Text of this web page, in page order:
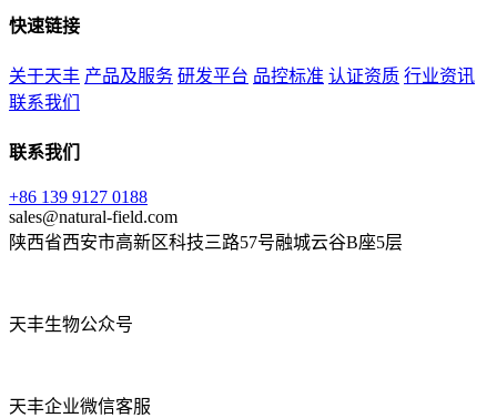
快速链接
关于天丰 产品及服务 研发平台 品控标准 认证资质 行业资讯
联系我们
联系我们
+86 139 9127 0188
sales@natural-field.com
陕西省西安市高新区科技三路57号融城云谷B座5层
天丰生物公众号
天丰企业微信客服